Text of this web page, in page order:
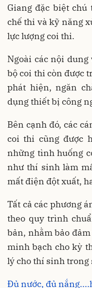
Giang đặc biệt
chế thi và kỹ năng
lực lượng coi thi.
Ngoài các nội
bộ coi thi còn được
phát hiện, ngăn
dụng thiết bị công
Bên cạnh đó, các
coi thi cũng được
những tình huống
như thí sinh làm
mất điện đột xuất,
Tất cả các phương
theo quy trình
bản, nhằm bảo
minh bạch cho kỳ
lý cho thí sinh
Đủ nước, đủ